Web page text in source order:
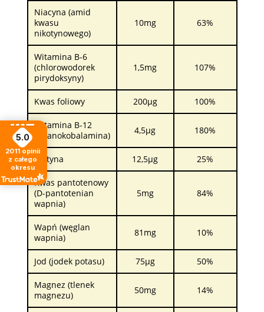
Niacyna (amid
kwasu
nikotynowego)
10mg 63%
Witamina B-6
(chlorowodorek
pirydoksyny)
1,5mg 107%
Kwas foliowy 200µg 100%
Witamina B-12
(cyjanokobalamina)
4,5µg 180%
Biotyna 12,5µg 25%
Kwas pantotenowy
(D-pantotenian
wapnia)
5mg 84%
Wapń (węglan
wapnia)
81mg 10%
Jod (jodek potasu) 75µg 50%
Magnez (tlenek
magnezu)
50mg 14%
5.0
2011 opinii
z całego
okresu